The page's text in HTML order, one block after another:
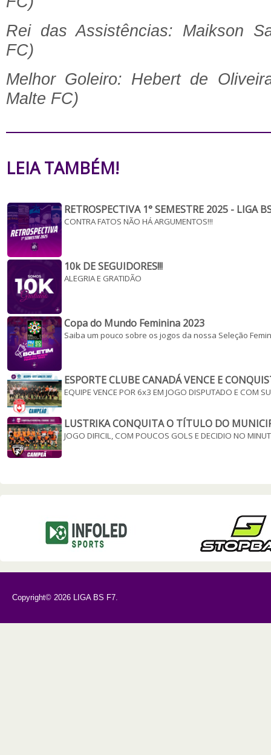
Rei das Assistências: Maikson
FC)
Melhor Goleiro: Hebert de
Malte FC)
LEIA TAMBÉM!
RETROSPECTIVA 1° SEMESTRE 2025 - LIGA
CONTRA FATOS NÃO HÁ ARGUMENTOS!!!
10k DE SEGUIDORES!!!
ALEGRIA E GRATIDÃO
Copa do Mundo Feminina 2023
Saiba um pouco sobre os jogos da nossa Seleção
ESPORTE CLUBE CANADÁ VENCE E
EQUIPE VENCE POR 6x3 EM JOGO DISPUTADO E COM
LUSTRIKA CONQUITA O TÍTULO DO
JOGO DIFICIL, COM POUCOS GOLS E DECIDIO NO
Copyright© 2026 LIGA BS F7.